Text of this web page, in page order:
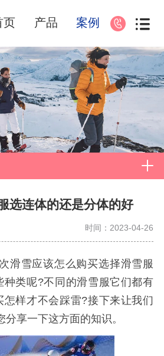
页 产品 案例
选连体的还是分体的好
时间：2023-04-26
雪应该怎么购买选择滑雪服
种类呢?不同的滑雪服它们都有
样才不会踩雷?接下来让我们
分享一下这方面的知识。